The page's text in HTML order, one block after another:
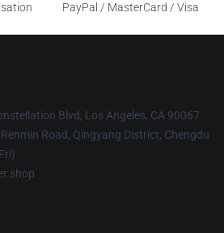
PayPal / MasterCard / Visa
Blvd, Los Angeles, CA 90067
Road, Qingyang District, Chengdu